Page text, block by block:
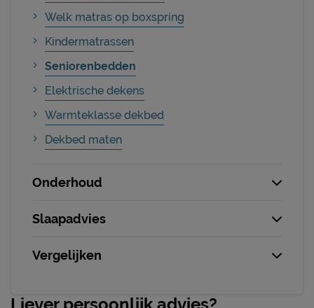
Welk matras op boxspring
Kindermatrassen
Seniorenbedden
Elektrische dekens
Warmteklasse dekbed
Dekbed maten
Onderhoud
Slaapadvies
Vergelijken